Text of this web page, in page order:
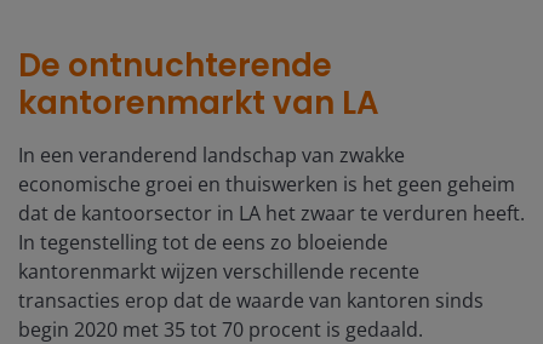
De ontnuchterende
kantorenmarkt van LA
In een veranderend landschap van zwakke
economische groei en thuiswerken is het geen geheim
dat de kantoorsector in LA het zwaar te verduren heeft.
In tegenstelling tot de eens zo bloeiende
kantorenmarkt wijzen verschillende recente
transacties erop dat de waarde van kantoren sinds
begin 2020 met 35 tot 70 procent is gedaald.